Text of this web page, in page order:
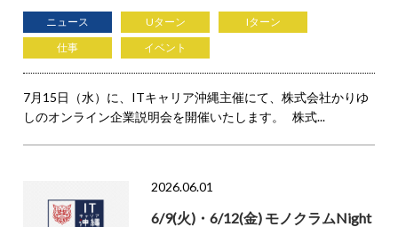
ニュース Uターン
Iターン
仕事
イベント
7月15日（水）に、ITキャリア沖縄主催にて、株式会社かりゆ
しのオンライン企業説明会を開催いたします。 株式...
2026.06.01
6/9(火)・6/12(金) モノクラムNight